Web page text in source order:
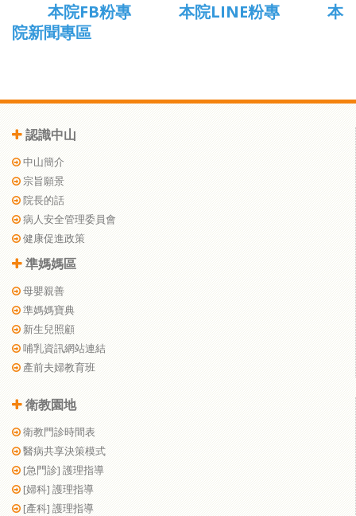
本院FB粉專 本院LINE粉專
本
院新聞專區
認識中山
中山簡介
宗旨願景
院長的話
病人安全管理委員會
健康促進政策
準媽媽區
母嬰親善
準媽媽寶典
新生兒照顧
哺乳資訊網站連結
產前夫婦教育班
衛教園地
衛教門診時間表
醫病共享決策模式
[急門診] 護理指導
[婦科] 護理指導
[產科] 護理指導